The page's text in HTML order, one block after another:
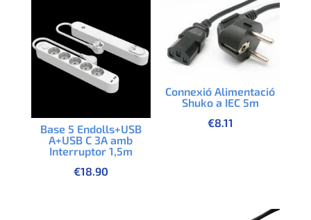
Base 5 Endolls+USB
A+USB C 3A amb
Interruptor 1,5m
€18.90
Connexió Alimentació
Shuko a IEC 5m
€8.11